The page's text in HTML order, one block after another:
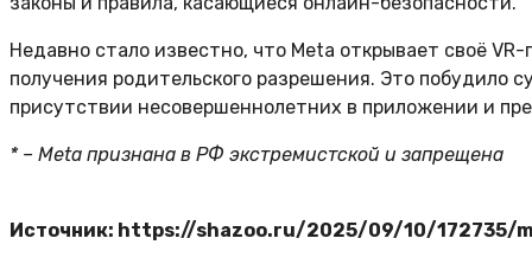
Недавно стало известно, что Meta открывает своё
получения родительского разрешения. Это побудило
присутствии несовершеннолетних в приложении и
* – Meta признана в РФ экстремистской и запрещена
Источник: https://shazoo.ru/2025/09/10/